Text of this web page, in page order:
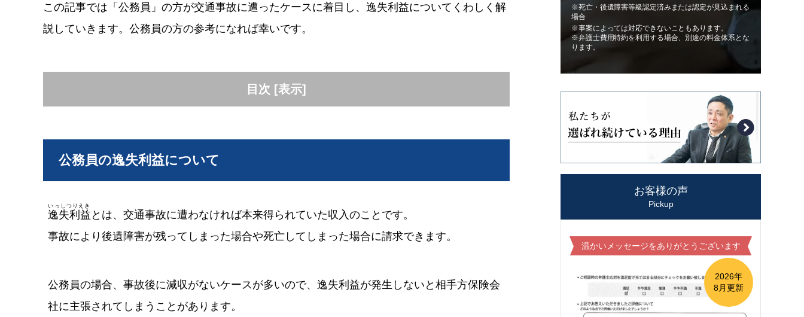
この記事では「公務員」の方が交通事故に遭ったケースに着目し、逸失利益についてくわしく解
説していきます。公務員の方の参考になれば幸いです。
目次 [表示]
公務員の逸失利益について
逸失利益
いっしつりえき
とは、交通事故に遭わなければ本来得られていた収入のことです。
事故により後遺障害が残ってしまった場合や死亡してしまった場合に請求できます。
公務員の場合、事故後に減収がないケースが多いので、逸失利益が発生しないと相手方保険会
社に主張されてしまうことがあります。
※死亡・後遺障害等級認定済みまたは認定が見込まれる
場合
※事案によっては対応できないこともあります。
※弁護士費用特約を利用する場合、別途の料金体系とな
ります。
お客様の声
Pickup
温かいメッセージをありがとうございます
2026年
8月更新